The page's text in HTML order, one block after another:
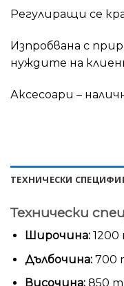
Регулиращи се
Изпробвана с
нуждите на
Аксесоари –
ТЕХНИЧЕСКИ
Технически
Широчина:1200
Дълбочина:700
Височина:850